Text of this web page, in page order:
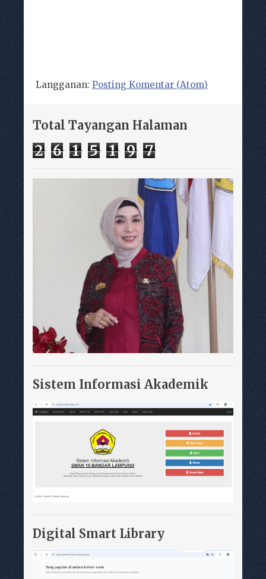
Langganan: Posting Komentar (Atom)
Total Tayangan Halaman
2 6 1 5 1 9 7
Sistem Informasi Akademik
Digital Smart Library